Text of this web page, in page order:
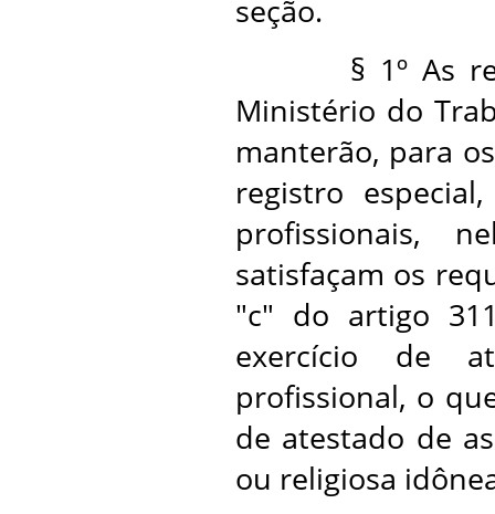
seção.
§ 1º As
Ministério do
manterão, para
registro
profissionais,
satisfaçam os
"c" do artigo
exercício de
profissional, o
de atestado de
ou religiosa